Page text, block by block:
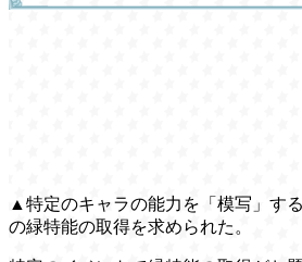
▲特定のキャラの能力を「模写」す
の緑特能の取得を求められた。